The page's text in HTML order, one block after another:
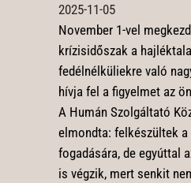
2025-11-05
November 1-vel
krízisidőszak a
fedélnélküliekre való
hívja fel a figyelmet az
A Humán Szolgáltató
elmondta: felkészültek
fogadására, de egyúttal
is végzik, mert senkit